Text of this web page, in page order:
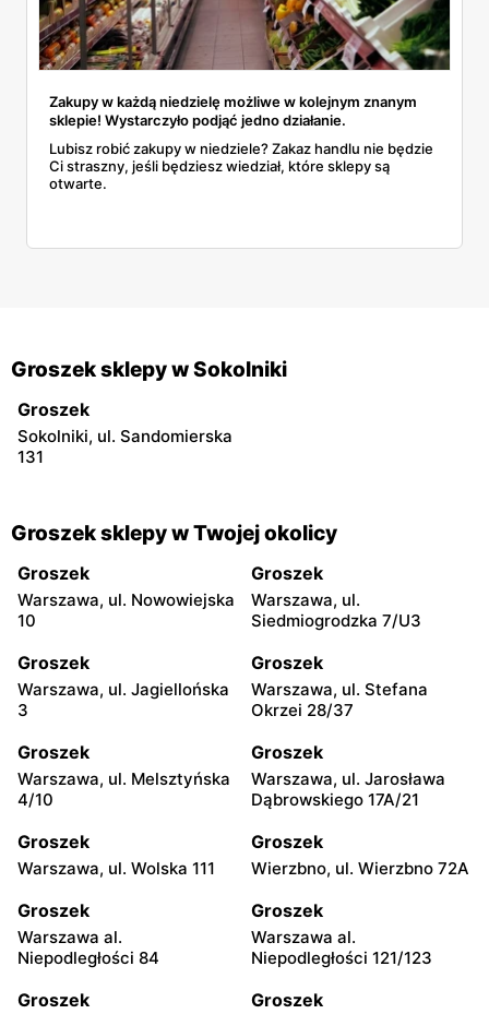
Zakupy w każdą niedzielę możliwe w kolejnym znanym
sklepie! Wystarczyło podjąć jedno działanie.
Lubisz robić zakupy w niedziele? Zakaz handlu nie będzie
Ci straszny, jeśli będziesz wiedział, które sklepy są
otwarte.
Groszek sklepy w Sokolniki
Groszek
Sokolniki, ul. Sandomierska
131
Groszek sklepy w Twojej okolicy
Groszek
Warszawa, ul. Nowowiejska
10
Groszek
Warszawa, ul.
Siedmiogrodzka 7/U3
Groszek
Warszawa, ul. Jagiellońska
3
Groszek
Warszawa, ul. Stefana
Okrzei 28/37
Groszek
Warszawa, ul. Melsztyńska
4/10
Groszek
Warszawa, ul. Jarosława
Dąbrowskiego 17A/21
Groszek
Warszawa, ul. Wolska 111
Groszek
Wierzbno, ul. Wierzbno 72A
Groszek
Warszawa al.
Niepodległości 84
Groszek
Warszawa al.
Niepodległości 121/123
Groszek Groszek